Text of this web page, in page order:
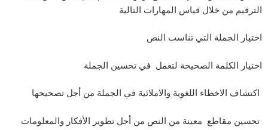
الترقيم من خلال قياس المهارات التالية
اختيار الجملة التي تناسب النص
اختيار الكلمة الصحيحة لتعمل في تحسين الجملة